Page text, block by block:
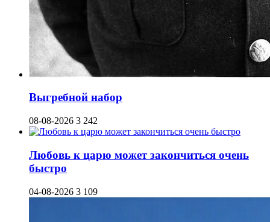
Выгребной набор
08-08-2026 3 242
Любовь к царю может закончиться очень
быстро
04-08-2026 3 109